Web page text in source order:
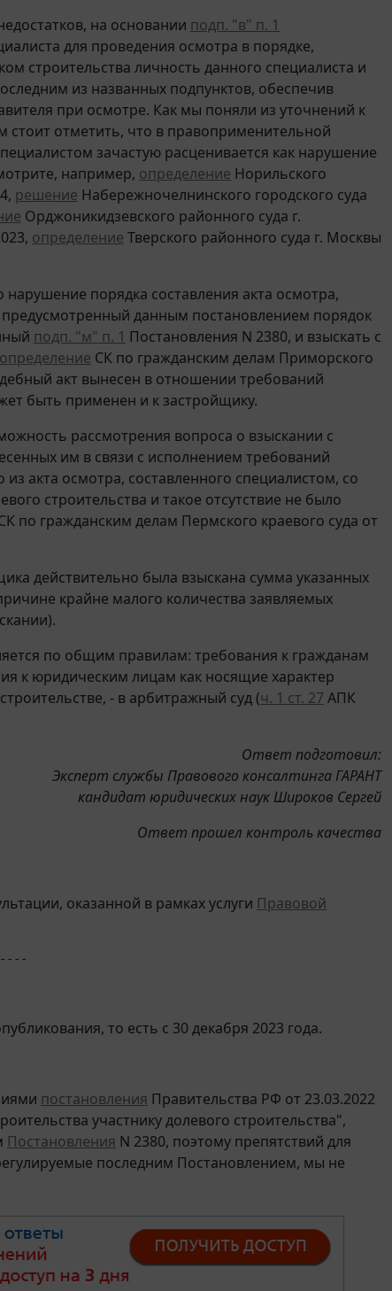
на основании подп. "в" п. 1
для проведения осмотра в порядке,
строительства личность данного специалиста и
из названных подпунктов, обеспечив
при осмотре. Как мы поняли из уточнений к
стоит отметить, что в правоприменительной
зачастую расценивается как нарушение
например, определение Норильского
решение Набережночелнинского городского суда
Орджоникидзевского районного суда г.
определение Тверского районного суда г. Москвы
порядка составления акта осмотра,
данным постановлением порядок
подп. "м" п. 1 Постановления N 2380, и взыскать с
СК по гражданским делам Приморского
акт вынесен в отношении требований
быть применен и к застройщику.
рассмотрения вопроса о взыскании с
им в связи с исполнением требований
акта осмотра, составленного специалистом, со
строительства и такое отсутствие не было
по гражданским делам Пермского краевого суда от
действительно была взыскана сумма указанных
крайне малого количества заявляемых
по общим правилам: требования к гражданам
к юридическим лицам как носящие характер
- в арбитражный суд (ч. 1 ст. 27 АПК
Ответ подготовил:
Эксперт службы Правового консалтинга ГАРАНТ
кандидат юридических наук Широков Сергей
Ответ прошел контроль качества
оказанной в рамках услуги Правовой
то есть с 30 декабря 2023 года.
постановления Правительства РФ от 23.03.2022
участнику долевого строительства",
Постановления N 2380, поэтому препятствий для
последним Постановлением, мы не